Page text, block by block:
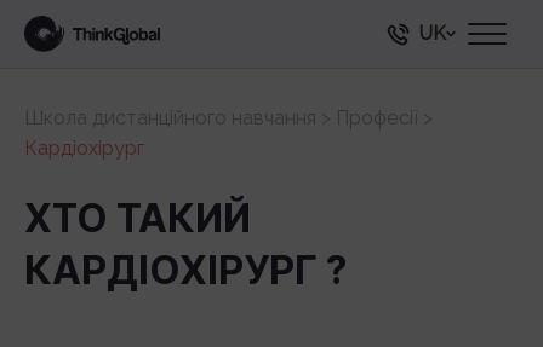
UK
Школа дистанційного навчання > Професії >
Кардіохірург
ХТО ТАКИЙ
КАРДІОХІРУРГ ?